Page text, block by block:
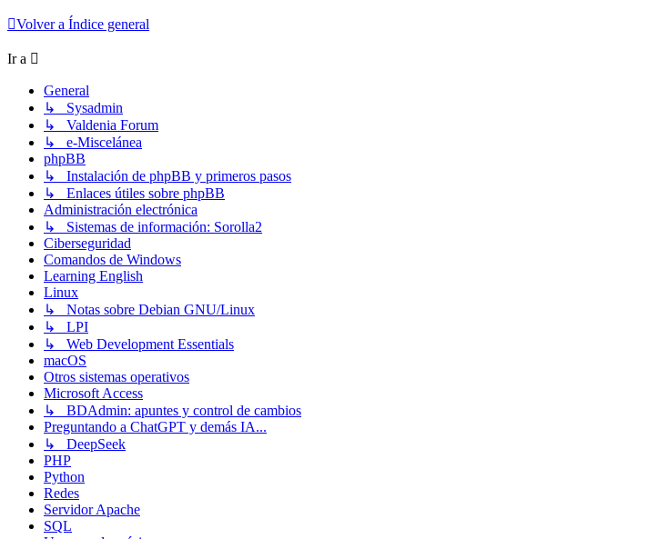
Volver a Índice general
Ir a
General
↳ Sysadmin
↳ Valdenia Forum
↳ e-Miscelánea
phpBB
↳ Instalación de phpBB y primeros pasos
↳ Enlaces útiles sobre phpBB
Administración electrónica
↳ Sistemas de información: Sorolla2
Ciberseguridad
Comandos de Windows
Learning English
Linux
↳ Notas sobre Debian GNU/Linux
↳ LPI
↳ Web Development Essentials
macOS
Otros sistemas operativos
Microsoft Access
↳ BDAdmin: apuntes y control de cambios
Preguntando a ChatGPT y demás IA...
↳ DeepSeek
PHP
Python
Redes
Servidor Apache
SQL